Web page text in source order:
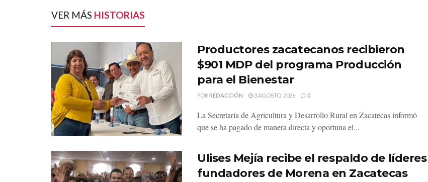
VER MÁS HISTORIAS
Productores zacatecanos recibieron
$901 MDP del programa Producción
para el Bienestar
POR REDACCIÓN 3 AGOSTO, 2026 0
La Secretaría de Agricultura y Desarrollo Rural en Zacatecas informó
que se ha pagado de manera directa y oportuna el...
Ulises Mejía recibe el respaldo de líderes
fundadores de Morena en Zacatecas